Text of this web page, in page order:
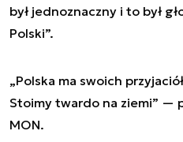
był jednoznaczny i to był
Polski”.
„Polska ma swoich
Stoimy twardo na ziemi” —
MON.